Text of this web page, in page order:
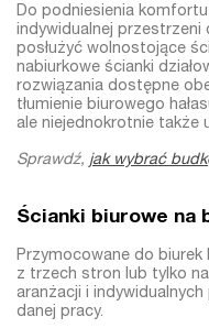
Do podniesienia
indywidualnej
posłużyć wolnostojące
nabiurkowe ścianki
rozwiązania dostępne
tłumienie biurowego
ale niejednokrotnie także
Sprawdź, jak wybrać
Ścianki biurowe na
Przymocowane do
z trzech stron lub tylko
aranżacji i
danej pracy.